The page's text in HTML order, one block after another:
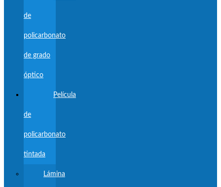
de
policarbonato
de grado
óptico
Película
de
policarbonato
tintada
Lámina